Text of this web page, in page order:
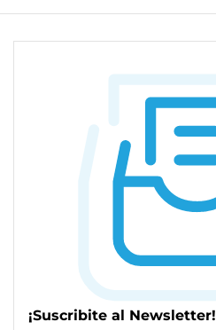
¡Suscribite al Newsletter!